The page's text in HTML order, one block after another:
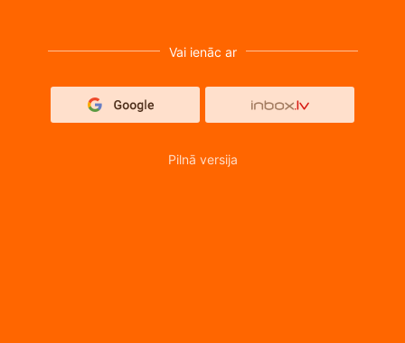
Vai ienāc ar
Pilnā versija